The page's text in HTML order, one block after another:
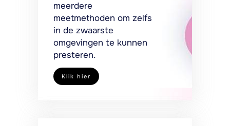
meerdere
meetmethoden om zelfs
in de zwaarste
omgevingen te kunnen
presteren.
Klik hier